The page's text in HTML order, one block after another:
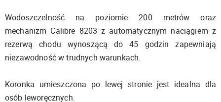
Wodoszczelność na poziomie 200 metrów oraz
mechanizm Calibre 8203 z automatycznym naciągiem z
rezerwą chodu wynoszącą do 45 godzin zapewniają
niezawodność w trudnych warunkach.
Koronka umieszczona po lewej stronie jest idealna dla
osób leworęcznych.